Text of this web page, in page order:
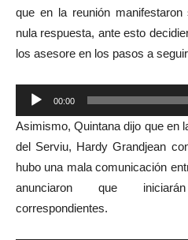
que en la reunión
nula respuesta, ante esto
los asesore en los pasos a
Reproductor
de
audio
00:00
Asimismo, Quintana dijo que en
del Serviu, Hardy Grandjean
hubo una mala comunicación
anunciaron que
correspondientes.